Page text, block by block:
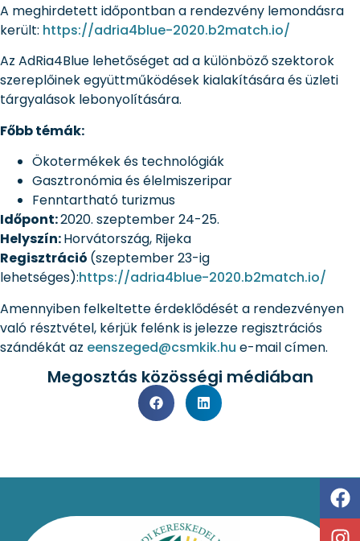
A meghirdetett időpontban a rendezvény lemondásra
került: https://adria4blue-2020.b2match.io/
Az AdRia4Blue lehetőséget ad a különböző szektorok
szereplőinek együttműködések kialakítására és üzleti
tárgyalások lebonyolítására.
Főbb témák:
Ökotermékek és technológiák
Gasztronómia és élelmiszeripar
Fenntartható turizmus
Időpont:2020. szeptember 24-25.
Helyszín:Horvátország, Rijeka
Regisztráció (szeptember 23-ig
lehetséges):https://adria4blue-2020.b2match.io/
Amennyiben felkeltette érdeklődését a rendezvényen
való résztvétel, kérjük felénk is jelezze regisztrációs
szándékát az eenszeged@csmkik.hu e-mail címen.
Megosztás közösségi médiában